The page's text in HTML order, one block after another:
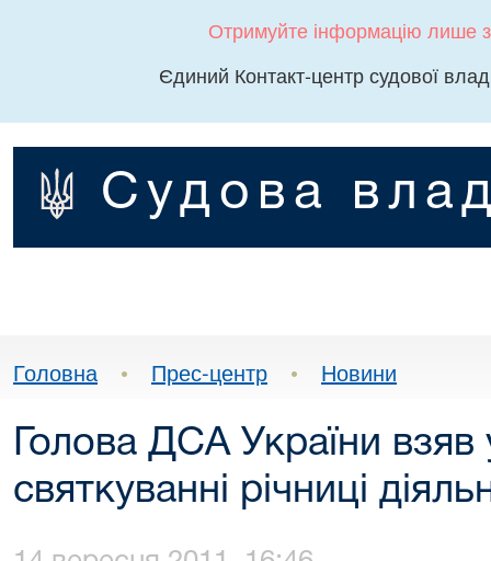
Отримуйте інформацію лише
Єдиний Контакт-центр судової
Судова
Головна • Прес-центр • Новини
Голова ДСА України взяв
святкуванні річниці